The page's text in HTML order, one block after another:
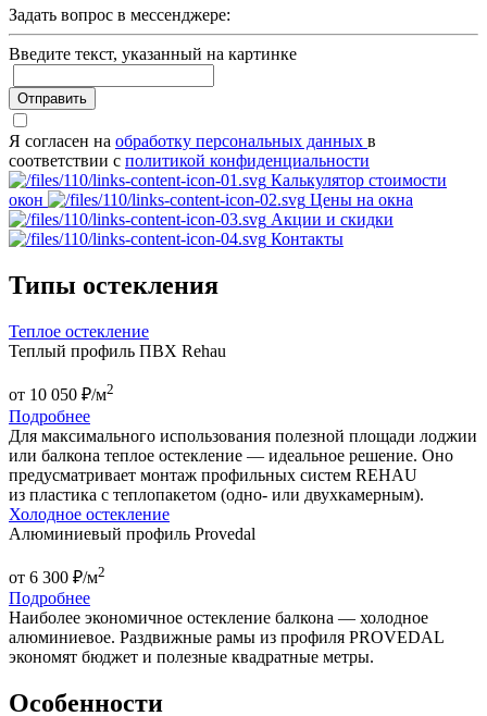
Задать вопрос в мессенджере:
Введите текcт, указанный на картинке
Отправить
Я согласен на обработку персональных данных в
соответствии с политикой конфиденциальности
Калькулятор стоимости
окон
Цены на окна
Акции и скидки
Контакты
Типы остекления
Теплое остекление
Теплый профиль ПВХ Rehau
от 10 050 ₽/м2
Подробнее
Для максимального использования полезной площади лоджии
или балкона теплое остекление — идеальное решение. Оно
предусматривает монтаж профильных систем REHAU
из пластика с теплопакетом (одно- или двухкамерным).
Холодное остекление
Алюминиевый профиль Provedal
от 6 300 ₽/м2
Подробнее
Наиболее экономичное остекление балкона — холодное
алюминиевое. Раздвижные рамы из профиля PROVEDAL
экономят бюджет и полезные квадратные метры.
Особенности